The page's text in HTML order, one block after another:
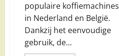
populaire koffiemachines
in Nederland en België.
Dankzij het eenvoudige
gebruik, de...